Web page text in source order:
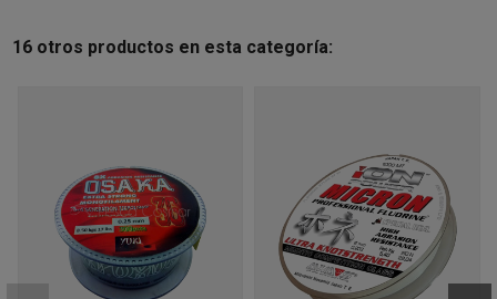
16 otros productos en esta categoría: